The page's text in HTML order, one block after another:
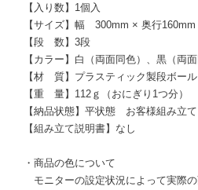
【入り数】1個入
【サイズ】幅 300mm × 奥行
【段 数】3段
【カラー】白（両面同色）、黒（両面
【材 質】プラスティック製段ボール
【重 量】112ｇ（おにぎり1つ分）
【納品状態】平状態 お客様組み立て
【組み立て説明書】なし
・商品の色について
モニターの設定状況によって実際